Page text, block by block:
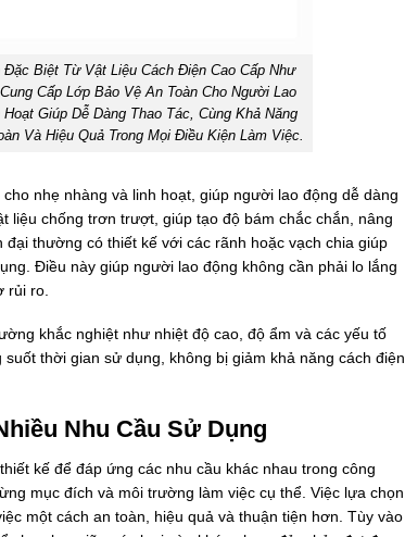
Biệt Từ Vật Liệu Cách Điện Cao Cấp Như
Cấp Lớp Bảo Vệ An Toàn Cho Người Lao
Giúp Dễ Dàng Thao Tác, Cùng Khả Năng
Và Hiệu Quả Trong Mọi Điều Kiện Làm Việc.
nhẹ nhàng và linh hoạt, giúp người lao động dễ dàng
liệu chống trơn trượt, giúp tạo độ bám chắc chắn, nâng
thường có thiết kế với các rãnh hoặc vạch chia giúp
Điều này giúp người lao động không cần phải lo lắng
rủi ro.
khắc nghiệt như nhiệt độ cao, độ ẩm và các yếu tố
thời gian sử dụng, không bị giảm khả năng cách điện
Nhu Cầu Sử Dụng
kế để đáp ứng các nhu cầu khác nhau trong công
mục đích và môi trường làm việc cụ thể. Việc lựa chọn
một cách an toàn, hiệu quả và thuận tiện hơn. Tùy vào